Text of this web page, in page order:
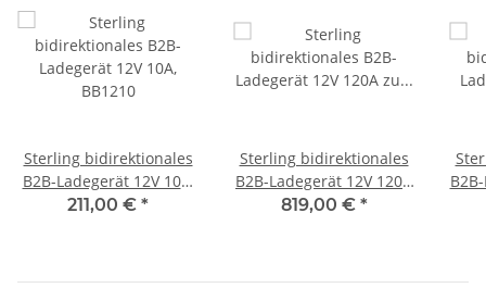
Sterling bidirektionales
B2B-Ladegerät 12V 10A,
BB1210
211,00 € *
Sterling bidirektionales
B2B-Ladegerät 12V 120A
zu 48V, BB1248120
819,00 € *